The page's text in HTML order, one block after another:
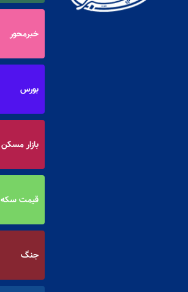
خبرمحور
بورس
بازار مسکن
قیمت سکه
جنگ